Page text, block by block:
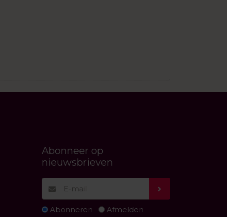
Abonneer op
nieuwsbrieven
Abonneren Afmelden